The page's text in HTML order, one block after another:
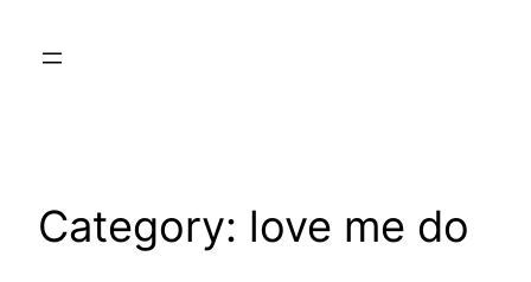
Category: love me do